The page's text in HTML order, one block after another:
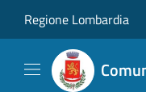
Regione Lombardia